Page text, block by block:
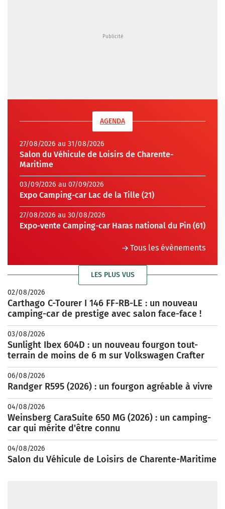
AGENDA
27/08/2026 au 31/08/2026
Salon du Véhicule de Loisirs de Charente-
Maritime
03/09/2026 au 07/09/2026
Expo Camping-car Lac de la Tille (21)
27/08/2026 au 30/08/2026
Expo-vente Camping-car Haras national du Pin (61)
Tous les évènements
LES PLUS VUS
02/08/2026
Carthago C-Tourer I 146 FF-RB-LE : un nouveau
camping-car de prestige avec salon face-face !
03/08/2026
Sunlight Ibex 604D : un nouveau fourgon tout-
terrain de moins de 6 m sur Volkswagen Crafter
06/08/2026
Randger R595 (2026) : un fourgon agréable à vivre
04/08/2026
Weinsberg CaraSuite 650 MG (2026) : un camping-
car qui mérite d'être connu
04/08/2026
Salon du Véhicule de Loisirs de Charente-Maritime